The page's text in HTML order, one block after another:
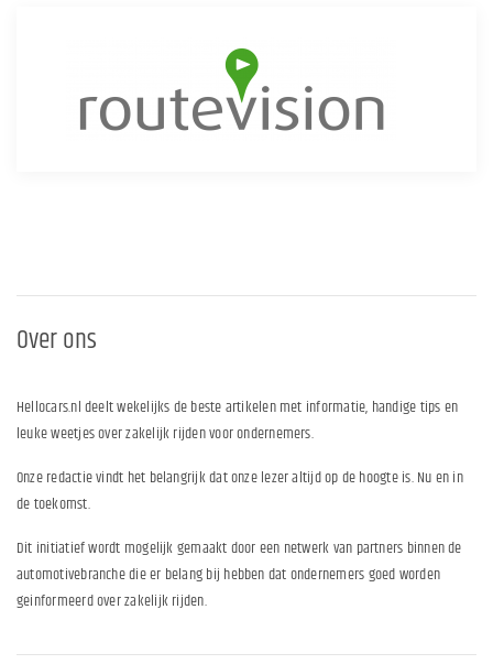
Over ons
Hellocars.nl deelt wekelijks de beste artikelen met informatie, handige tips en
leuke weetjes over zakelijk rijden voor ondernemers.
Onze redactie vindt het belangrijk dat onze lezer altijd op de hoogte is. Nu en in
de toekomst.
Dit initiatief wordt mogelijk gemaakt door een netwerk van partners binnen de
automotivebranche die er belang bij hebben dat ondernemers goed worden
geinformeerd over zakelijk rijden.